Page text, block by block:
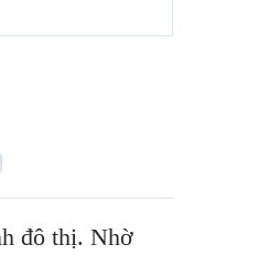
đô thị. Nhờ